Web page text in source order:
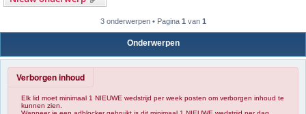
3 onderwerpen • Pagina 1 van 1
Onderwerpen
Verborgen inhoud
Elk lid moet minimaal 1 NIEUWE wedstrijd per week posten om verborgen inhoud te
kunnen zien.